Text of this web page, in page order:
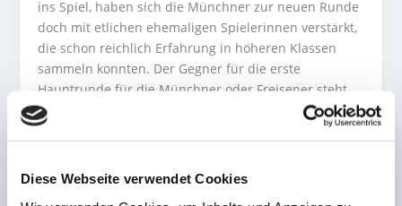
Diese Webseite verwendet Cookies
ins Spiel, haben sich die Münchner zur neuen Runde
doch mit etlichen ehemaligen Spielerinnen verstärkt,
die schon reichlich Erfahrung in höheren Klassen
sammeln konnten. Der Gegner für die erste
Hauptrunde für die Münchner oder Freisener steht
indes schon länger fest. Es ist der 12-malige deutsche
Meister, mehrfache Pokalsieger und Champions-
mit Nationalspielerinnen aus aller Herren Länder.